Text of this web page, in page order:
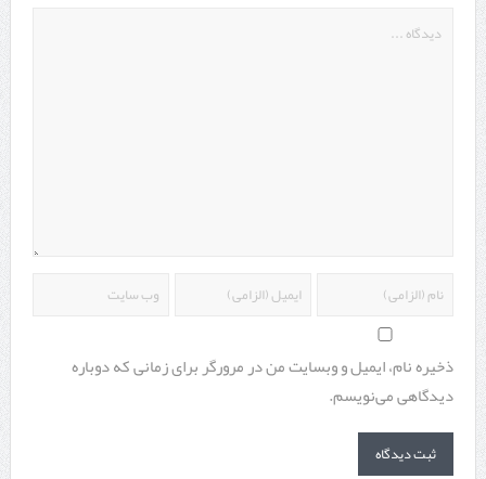
ذخیره نام، ایمیل و وبسایت من در مرورگر برای زمانی که دوباره
دیدگاهی می‌نویسم.